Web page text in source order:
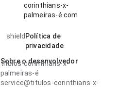
corinthians-x-
palmeiras-é.com
shield Política de
privacidade
Sobre o desenvolvedor
titulos-corinthians-x-
palmeiras-é
service@titulos-corinthians-x-